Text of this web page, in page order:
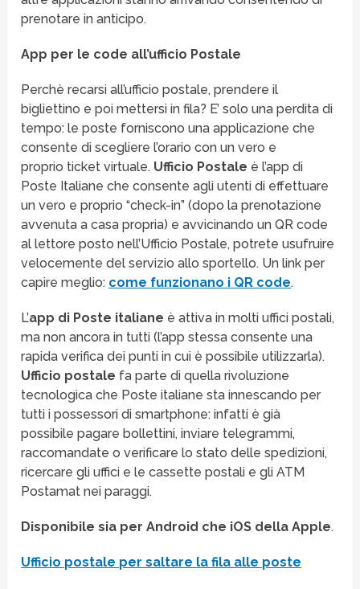
prenotare in anticipo.
App per le code all’ufficio Postale
Perchè recarsi all’ufficio postale, prendere il
bigliettino e poi mettersi in fila? E’ solo una perdita di
tempo: le poste forniscono una applicazione che
consente di scegliere l’orario con un vero e
proprio ticket virtuale. Ufficio Postale è l’app di
Poste Italiane che consente agli utenti di effettuare
un vero e proprio “check-in” (dopo la prenotazione
avvenuta a casa propria) e avvicinando un QR code
al lettore posto nell’Ufficio Postale, potrete usufruire
velocemente del servizio allo sportello. Un link per
capire meglio: come funzionano i QR code.
L’app di Poste italiane è attiva in molti uffici postali,
ma non ancora in tutti (l’app stessa consente una
rapida verifica dei punti in cui è possibile utilizzarla).
Ufficio postale fa parte di quella rivoluzione
tecnologica che Poste italiane sta innescando per
tutti i possessori di smartphone: infatti è già
possibile pagare bollettini, inviare telegrammi,
raccomandate o verificare lo stato delle spedizioni,
ricercare gli uffici e le cassette postali e gli ATM
Postamat nei paraggi.
Disponibile sia per Android che iOS della Apple.
Ufficio postale per saltare la fila alle poste